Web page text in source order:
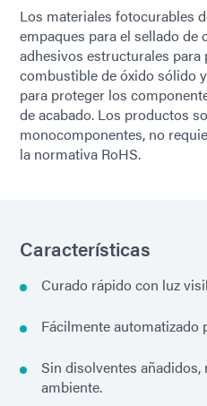
Los materiales fotocurables
empaques para el sellado de
adhesivos estructurales para
combustible de óxido sólido
para proteger los
de acabado. Los productos
monocomponentes, no
la normativa RoHS.
Características
Curado rápido con luz
Fácilmente automatizado
Sin disolventes
ambiente.